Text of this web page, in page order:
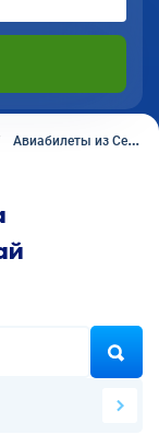
Авиабилеты из Сеула в Дубай